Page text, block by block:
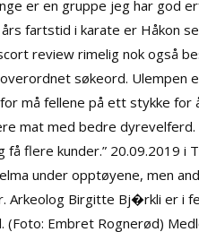
er en gruppe jeg har god
fartstid i karate er Håkon
review rimelig nok også
søkeord. Ulempen
må fellene på ett stykke
mat med bedre
få flere kunder.” 20.09.2019
under opptøyene, men
Arkeolog Birgitte Bj�rkli er
(Foto: Embret Rognerød)